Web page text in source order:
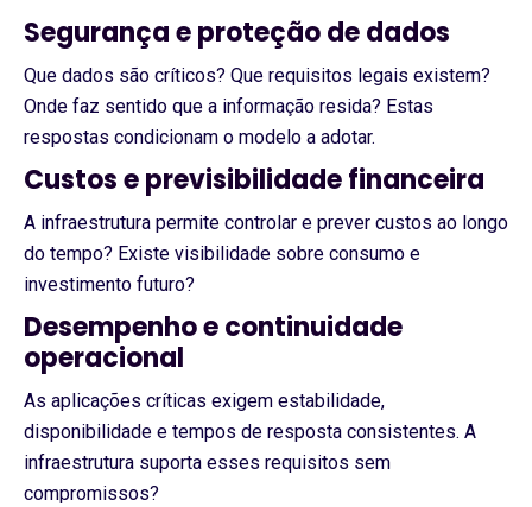
Segurança e proteção de dados
Que dados são críticos? Que requisitos legais existem?
Onde faz sentido que a informação resida? Estas
respostas condicionam o modelo a adotar.
Custos e previsibilidade financeira
A infraestrutura permite controlar e prever custos ao longo
do tempo? Existe visibilidade sobre consumo e
investimento futuro?
Desempenho e continuidade
operacional
As aplicações críticas exigem estabilidade,
disponibilidade e tempos de resposta consistentes. A
infraestrutura suporta esses requisitos sem
compromissos?